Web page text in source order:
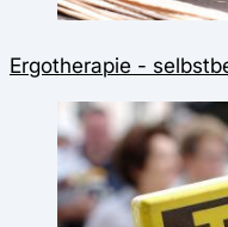
Ergotherapie -